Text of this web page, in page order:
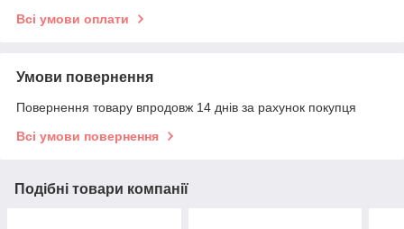
Всі умови оплати
Умови повернення
Повернення товару впродовж 14 днів за рахунок покупця
Всі умови повернення
Подібні товари компанії